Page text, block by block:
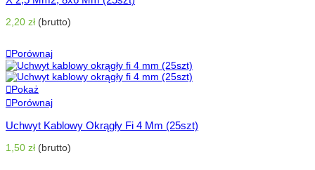
2,20 zł (brutto)
Porównaj
Pokaż
Porównaj
Uchwyt Kablowy Okrągły Fi 4 Mm (25szt)
1,50 zł (brutto)